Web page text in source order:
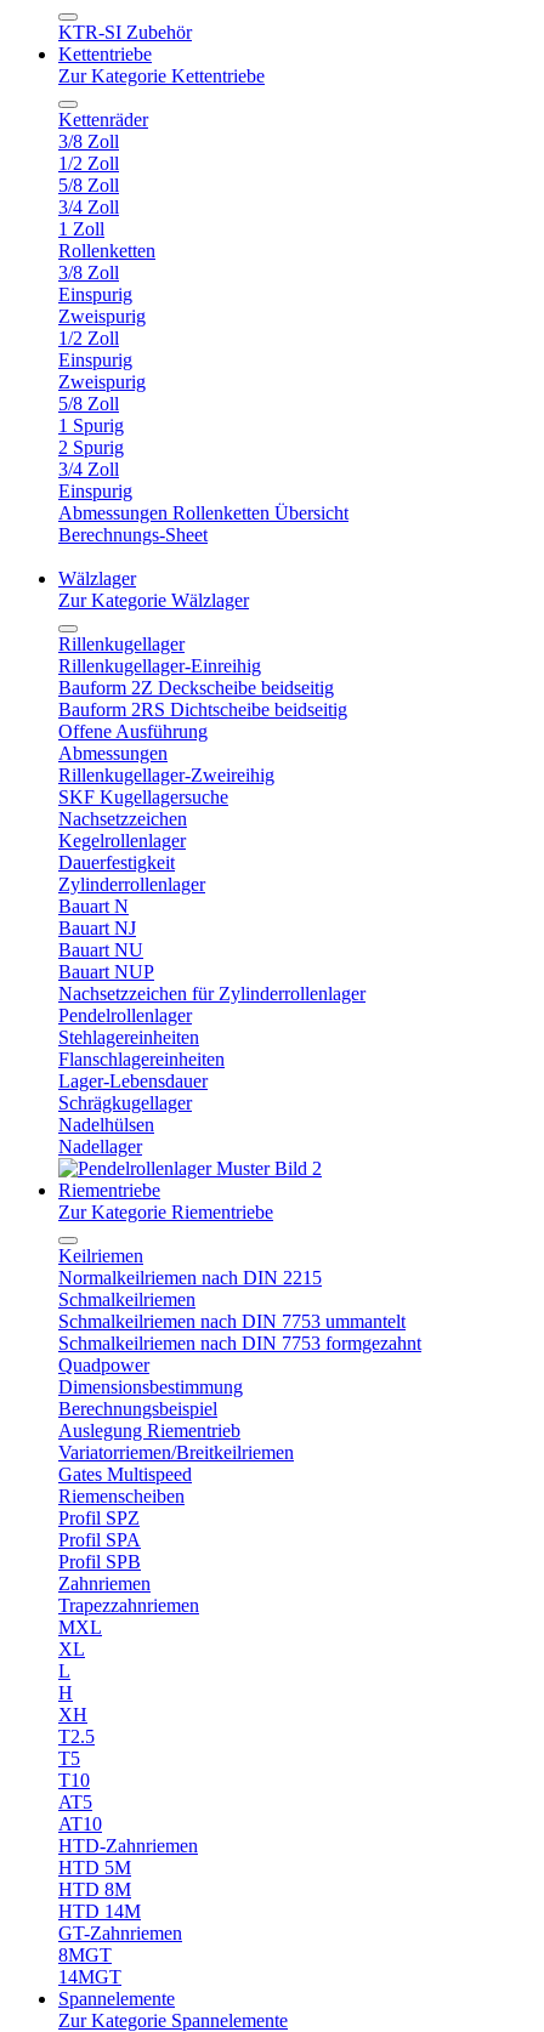
KTR-SI Zubehör
Kettentriebe
Zur Kategorie Kettentriebe
Kettenräder
3/8 Zoll
1/2 Zoll
5/8 Zoll
3/4 Zoll
1 Zoll
Rollenketten
3/8 Zoll
Einspurig
Zweispurig
1/2 Zoll
Einspurig
Zweispurig
5/8 Zoll
1 Spurig
2 Spurig
3/4 Zoll
Einspurig
Abmessungen Rollenketten Übersicht
Berechnungs-Sheet
Wälzlager
Zur Kategorie Wälzlager
Rillenkugellager
Rillenkugellager-Einreihig
Bauform 2Z Deckscheibe beidseitig
Bauform 2RS Dichtscheibe beidseitig
Offene Ausführung
Abmessungen
Rillenkugellager-Zweireihig
SKF Kugellagersuche
Nachsetzzeichen
Kegelrollenlager
Dauerfestigkeit
Zylinderrollenlager
Bauart N
Bauart NJ
Bauart NU
Bauart NUP
Nachsetzzeichen für Zylinderrollenlager
Pendelrollenlager
Stehlagereinheiten
Flanschlagereinheiten
Lager-Lebensdauer
Schrägkugellager
Nadelhülsen
Nadellager
Riementriebe
Zur Kategorie Riementriebe
Keilriemen
Normalkeilriemen nach DIN 2215
Schmalkeilriemen
Schmalkeilriemen nach DIN 7753 ummantelt
Schmalkeilriemen nach DIN 7753 formgezahnt
Quadpower
Dimensionsbestimmung
Berechnungsbeispiel
Auslegung Riementrieb
Variatorriemen/Breitkeilriemen
Gates Multispeed
Riemenscheiben
Profil SPZ
Profil SPA
Profil SPB
Zahnriemen
Trapezzahnriemen
MXL
XL
L
H
XH
T2.5
T5
T10
AT5
AT10
HTD-Zahnriemen
HTD 5M
HTD 8M
HTD 14M
GT-Zahnriemen
8MGT
14MGT
Spannelemente
Zur Kategorie Spannelemente